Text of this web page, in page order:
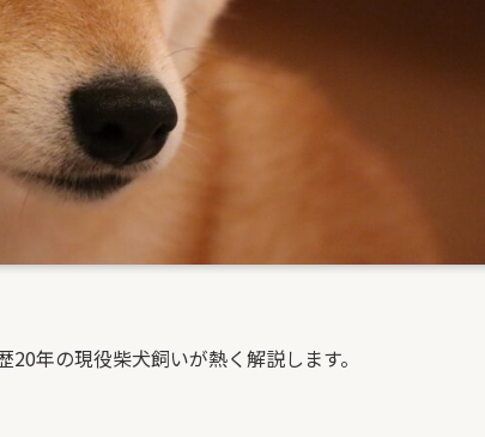
年の現役柴犬飼いが熱く解説します。